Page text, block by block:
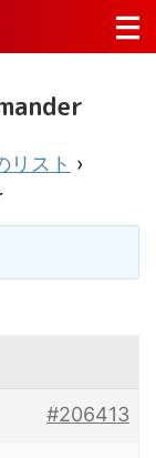
リスト ›
#206413